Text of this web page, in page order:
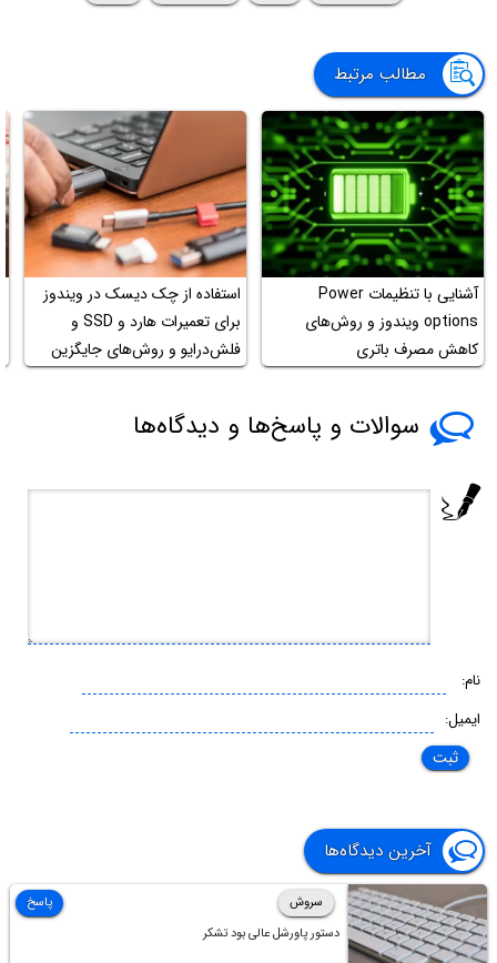
مطالب مرتبط
آشنایی با تنظیمات Power
options ویندوز و روش‌های
کاهش مصرف باتری
استفاده از چک دیسک در ویندوز
برای تعمیرات هارد و SSD و
فلش‌درایو و روش‌های جایگزین
سوالات و پاسخ‌ها و دیدگاه‌ها
نام:
ایمیل:
آخرین دیدگاه‌ها
سروش
دستور پاورشل عالی بود تشکر
پاسخ